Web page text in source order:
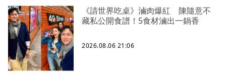
《請世界吃桌》滷肉爆紅 陳隨意不
藏私公開食譜！5食材滷出一鍋香
2026.08.06 21:06